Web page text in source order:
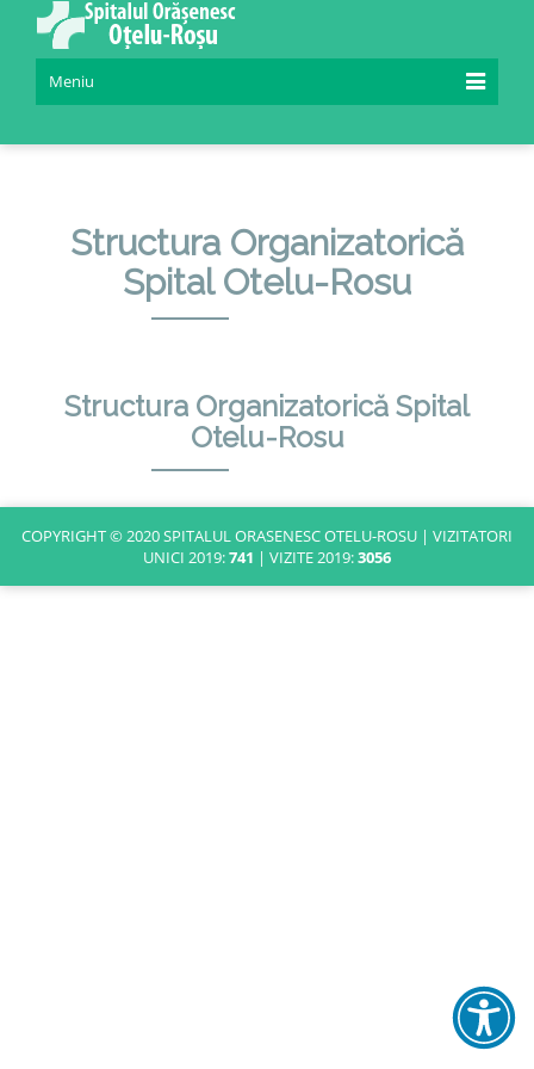
Meniu
Structura Organizatorică
Spital Otelu-Rosu
Structura Organizatorică Spital
Otelu-Rosu
COPYRIGHT © 2020 SPITALUL ORASENESC OTELU-ROSU | VIZITATORI
UNICI 2019:741 | VIZITE 2019:3056